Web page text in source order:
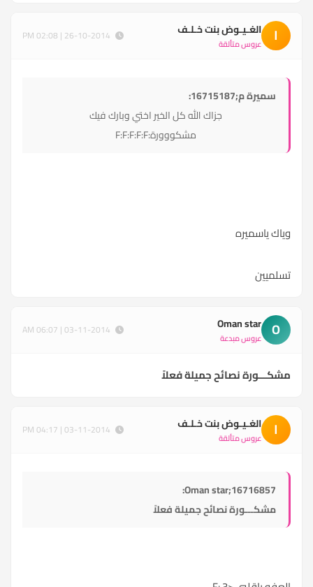
ا الغـيـوض بنت خـلـف
عروس متألقة
سميرة م;16715187:
جزاك الله كل الخير اختي وبارك فيك
مشكووورة:F:F:F:F:F
وياك ياسميره
تسلميين
O
Oman star
عروس مبدعة
مشكـــورة نصائح جميلة فعلاً
ا الغـيـوض بنت خـلـف
عروس متألقة
Oman star;16716857:
مشكـــورة نصائح جميلة فعلاً